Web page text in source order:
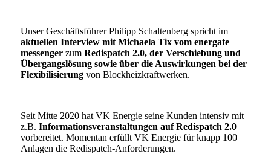
Unser Geschäftsführer Philipp Schaltenberg spricht im
aktuellen Interview mit Michaela Tix vom energate
messengerzum Redispatch 2.0, der Verschiebung und
Übergangslösung sowie über die Auswirkungen bei der
Flexibilisierungvon Blockheizkraftwerken.
Seit Mitte 2020 hat VK Energie seine Kunden intensiv mit
z.B. Informationsveranstaltungen auf Redispatch 2.0
vorbereitet. Momentan erfüllt VK Energie für knapp 100
Anlagen die Redispatch-Anforderungen.